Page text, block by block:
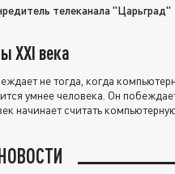
телеканала "Царьград"
XXI века
не тогда, когда
умнее человека. Он
начинает считать